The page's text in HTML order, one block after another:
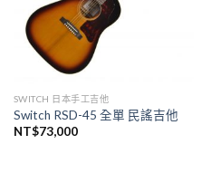
SWITCH 日本手工吉他
Switch RSD-45 全單 民謠吉他
NT$73,000